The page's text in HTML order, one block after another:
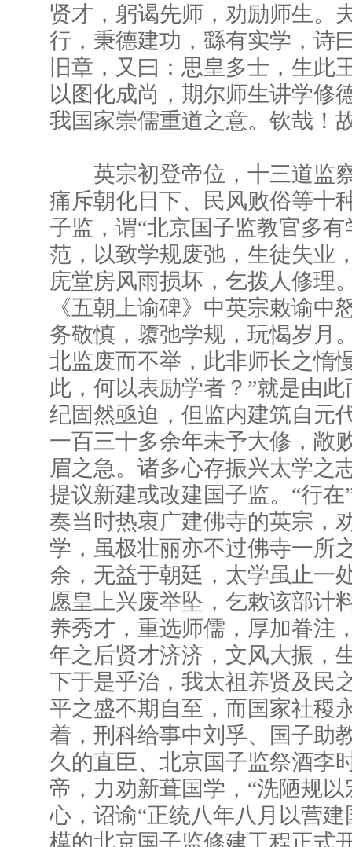
贤才，躬谒先师，劝励师生。
行，秉德建功，繇有实学，诗
旧章，又曰：思皇多士，生此
以图化成尚，期尔师生讲学修
我国家崇儒重道之意。钦哉！
英宗初登帝位，十三道监
痛斥朝化日下、民风败俗等十
子监，谓“北京国子监教官多
范，以致学规废弛，生徒失业
庑堂房风雨损坏，乞拨人修理
《五朝上谕碑》中英宗敕谕中
务敬慎，隳弛学规，玩愒岁月
北监废而不举，此非师长之惰
此，何以表励学者？”就是由
纪固然亟迫，但监内建筑自元
一百三十多余年未予大修，敞
眉之急。诸多心存振兴太学之
提议新建或改建国子监。“行
奏当时热衷广建佛寺的英宗，
学，虽极壮丽亦不过佛寺一所
余，无益于朝廷，太学虽止一
愿皇上兴废举坠，乞敕该部计
养秀才，重选师儒，厚加眷注
年之后贤才济济，文风大振，
下于是乎治，我太祖养贤及民
平之盛不期自至，而国家社稷
着，刑科给事中刘孚、国子助
久的直臣、北京国子监祭酒李
帝，力劝新葺国学，“洗陋规
心，诏谕“正统八年八月以营
模的北京国子监修建工程正式